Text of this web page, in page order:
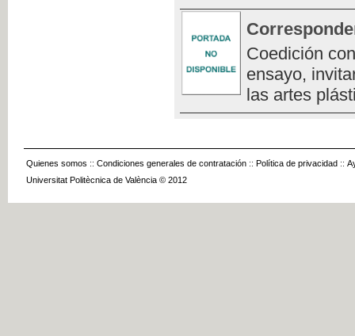
Coedición
ensayo,
las artes
Quienes somos :: Condiciones generales de contratación :: Política de privacidad ::
Universitat Politècnica de València © 2012